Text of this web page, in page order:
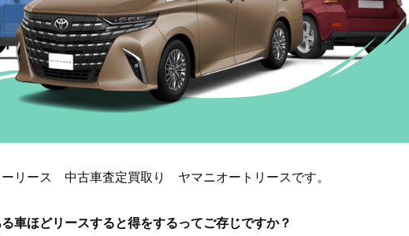
ーリース 中古車査定買取り ヤマニオートリースです。
車ほどリースすると得をするってご存じですか？